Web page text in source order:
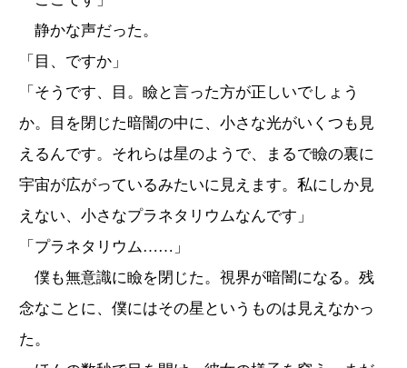
静かな声だった。
「目、ですか」
「そうです、目。瞼と言った方が正しいでしょう
か。目を閉じた暗闇の中に、小さな光がいくつも見
えるんです。それらは星のようで、まるで瞼の裏に
宇宙が広がっているみたいに見えます。私にしか見
えない、小さなプラネタリウムなんです」
「プラネタリウム……」
僕も無意識に瞼を閉じた。視界が暗闇になる。残
念なことに、僕にはその星というものは見えなかっ
た。